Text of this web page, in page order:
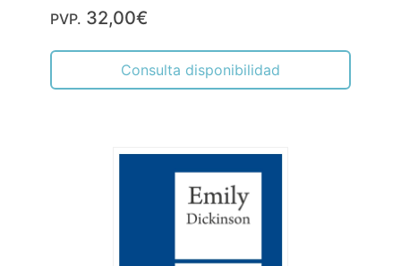
PVP. 32,00€
Consulta disponibilidad